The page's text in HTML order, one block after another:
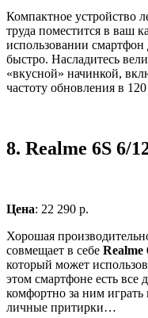
Компактное устройство
труда поместится в ваш
использовании смартфон
быстро. Насладитесь
«вкусной» начинкой,
частоту обновления в
8. Realme 6S 6/
Цена: 22 290 р.
Хорошая
совмещает в себе Realme
который может
этом смартфоне есть все
комфортно за ним играть
личные притирки…